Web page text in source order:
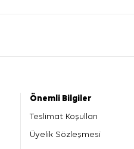
Önemli Bilgiler
Teslimat Koşulları
Üyelik Sözleşmesi